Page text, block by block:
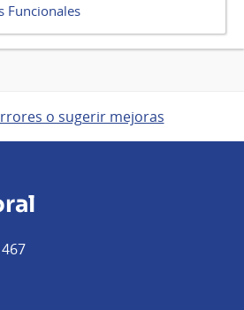
Funcionales
o sugerir mejoras